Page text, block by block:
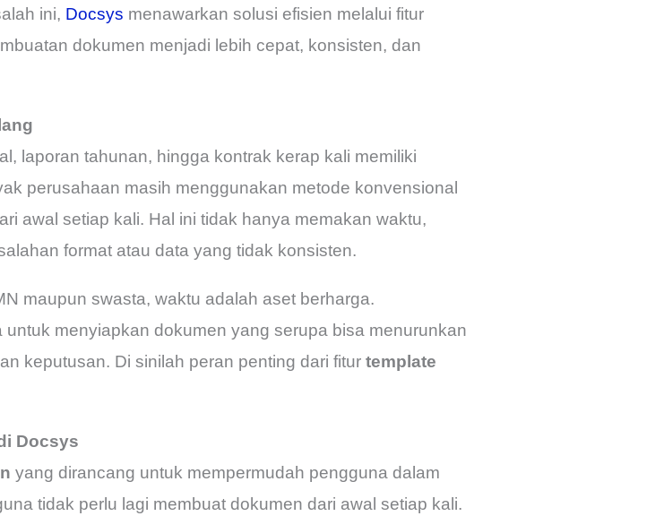
ini, Docsys menawarkan solusi efisien melalui fitur
dokumen menjadi lebih cepat, konsisten, dan
laporan tahunan, hingga kontrak kerap kali memiliki
perusahaan masih menggunakan metode konvensional
awal setiap kali. Hal ini tidak hanya memakan waktu,
format atau data yang tidak konsisten.
maupun swasta, waktu adalah aset berharga.
menyiapkan dokumen yang serupa bisa menurunkan
keputusan. Di sinilah peran penting dari fitur template
Docsys
yang dirancang untuk mempermudah pengguna dalam
tidak perlu lagi membuat dokumen dari awal setiap kali.